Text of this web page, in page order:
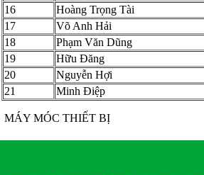
16
Hoàng Trọng Tài
17
Võ Anh Hải
18
Phạm Văn Dũng
19
Hữu Đăng
20
Nguyễn Hợi
21
Minh Điệp
MÁY MÓC THIẾT BỊ